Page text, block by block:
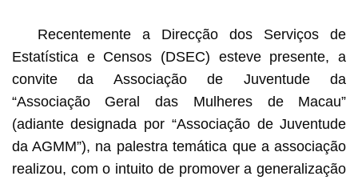
Recentemente a Direcção dos Serviços de
Estatística e Censos (DSEC) esteve presente, a
convite da Associação de Juventude da
“Associação Geral das Mulheres de Macau”
(adiante designada por “Associação de Juventude
da AGMM”), na palestra temática que a associação
realizou, com o intuito de promover a generalização